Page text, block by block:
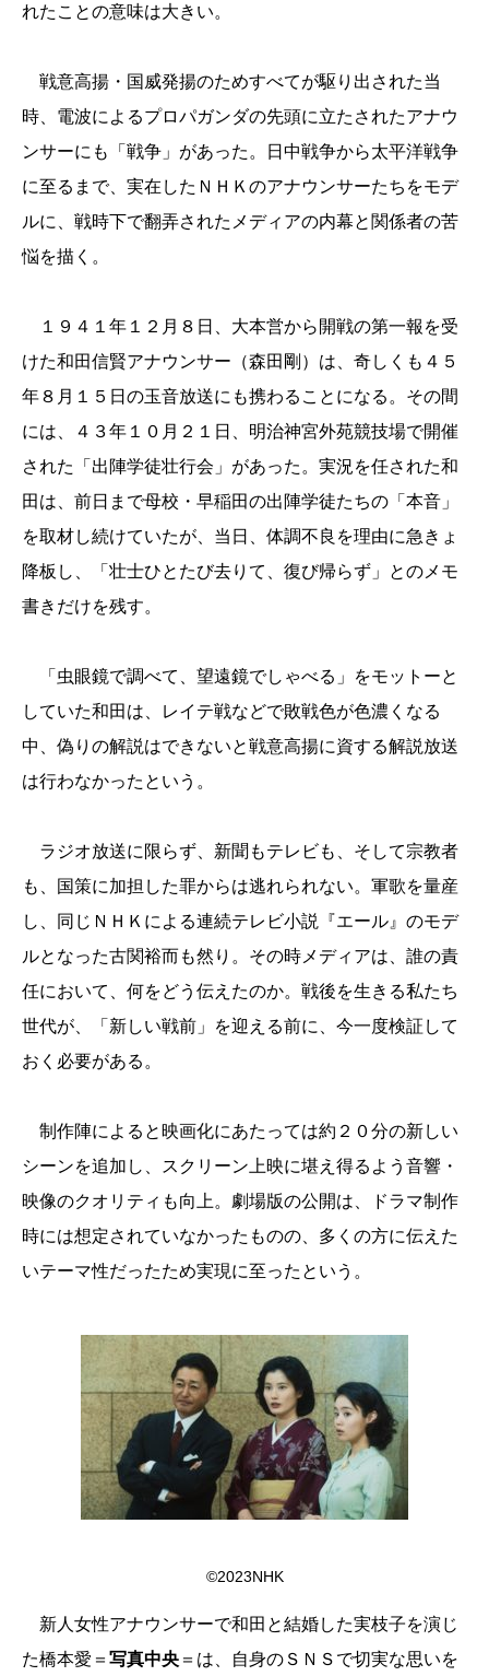
れたことの意味は大きい。
戦意高揚・国威発揚のためすべてが駆り出された当
時、電波によるプロパガンダの先頭に立たされたアナウ
ンサーにも「戦争」があった。日中戦争から太平洋戦争
に至るまで、実在したＮＨＫのアナウンサーたちをモデ
ルに、戦時下で翻弄されたメディアの内幕と関係者の苦
悩を描く。
１９４１年１２月８日、大本営から開戦の第一報を受
けた和田信賢アナウンサー（森田剛）は、奇しくも４５
年８月１５日の玉音放送にも携わることになる。その間
には、４３年１０月２１日、明治神宮外苑競技場で開催
された「出陣学徒壮行会」があった。実況を任された和
田は、前日まで母校・早稲田の出陣学徒たちの「本音」
を取材し続けていたが、当日、体調不良を理由に急きょ
降板し、「壮士ひとたび去りて、復び帰らず」とのメモ
書きだけを残す。
「虫眼鏡で調べて、望遠鏡でしゃべる」をモットーと
していた和田は、レイテ戦などで敗戦色が色濃くなる
中、偽りの解説はできないと戦意高揚に資する解説放送
は行わなかったという。
ラジオ放送に限らず、新聞もテレビも、そして宗教者
も、国策に加担した罪からは逃れられない。軍歌を量産
し、同じＮＨＫによる連続テレビ小説『エール』のモデ
ルとなった古関裕而も然り。その時メディアは、誰の責
任において、何をどう伝えたのか。戦後を生きる私たち
世代が、「新しい戦前」を迎える前に、今一度検証して
おく必要がある。
制作陣によると映画化にあたっては約２０分の新しい
シーンを追加し、スクリーン上映に堪え得るよう音響・
映像のクオリティも向上。劇場版の公開は、ドラマ制作
時には想定されていなかったものの、多くの方に伝えた
いテーマ性だったため実現に至ったという。
©2023NHK
新人女性アナウンサーで和田と結婚した実枝子を演じ
た橋本愛＝ 写真中央 ＝は、自身のＳＮＳで切実な思いを